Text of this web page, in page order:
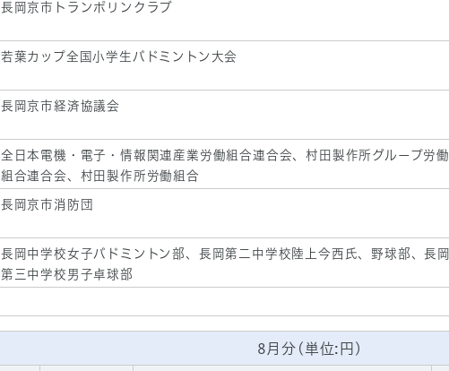
長岡京市トランポリンクラブ
若葉カップ全国小学生バドミントン大会
長岡京市経済協議会
全日本電機・電子・情報関連産業労働組合連合会、村田製作所グループ労働
組合連合会、村田製作所労働組合
長岡京市消防団
長岡中学校女子バドミントン部、長岡第二中学校陸上今西氏、野球部、長岡
第三中学校男子卓球部
8月分(単位:円)